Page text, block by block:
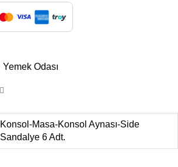
Yemek Odası
Konsol-Masa-Konsol Aynası-Side
Sandalye 6 Adt.